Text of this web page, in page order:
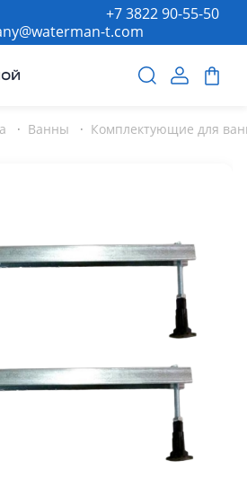
t.com
+7 3822 90-55-50
· Ванны · Комплектующие для